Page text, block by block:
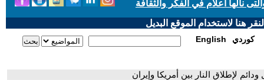
نالها أعلام في الفكر والثقافة
هنا لاستخدام الموقع البديل
English كوردي
لإطلاق النار بين أمريكا وإيران